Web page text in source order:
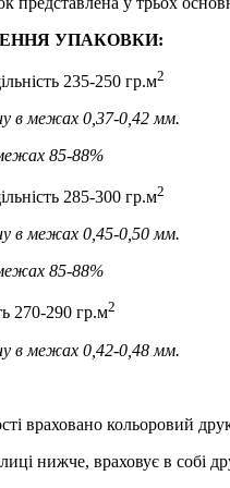
УПАКОВКИ:
235-250 гр.м2
в межах 0,37-0,42 мм.
85-88%
285-300 гр.м2
в межах 0,45-0,50 мм.
85-88%
270-290 гр.м2
в межах 0,42-0,48 мм.
враховано кольоровий
нижче, враховує в собі